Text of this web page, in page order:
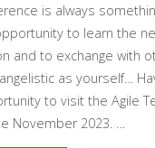
is always
to learn the
and to exchange with
as yourself…
to visit the Agile
November 2023. …